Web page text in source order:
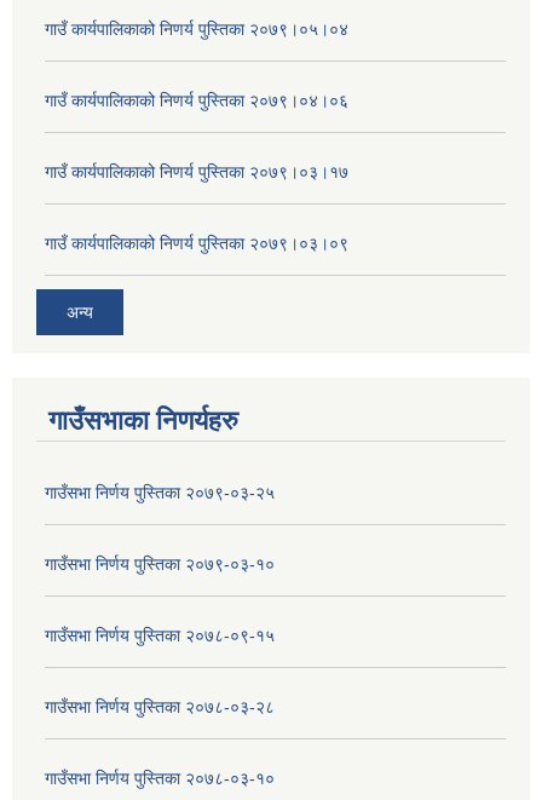
गाउँ कार्यपालिकाको निणर्य पुस्तिका २०७९।०५।०४
गाउँ कार्यपालिकाको निणर्य पुस्तिका २०७९।०४।०६
गाउँ कार्यपालिकाको निणर्य पुस्तिका २०७९।०३।१७
गाउँ कार्यपालिकाको निणर्य पुस्तिका २०७९।०३।०९
अन्य
गाउँसभाका निणर्यहरु
गाउँसभा निर्णय पुस्तिका २०७९-०३-२५
गाउँसभा निर्णय पुस्तिका २०७९-०३-१०
गाउँसभा निर्णय पुस्तिका २०७८-०९-१५
गाउँसभा निर्णय पुस्तिका २०७८-०३-२८
गाउँसभा निर्णय पुस्तिका २०७८-०३-१०